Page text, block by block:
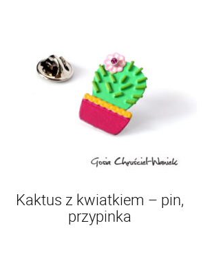
Kaktus z kwiatkiem – pin,
przypinka